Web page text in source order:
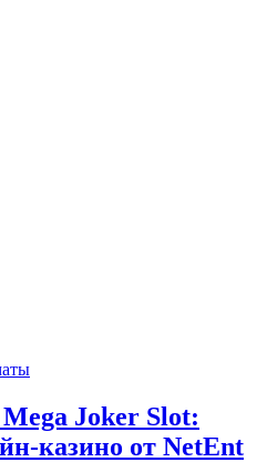
Joker Slot:
казино от NetEnt